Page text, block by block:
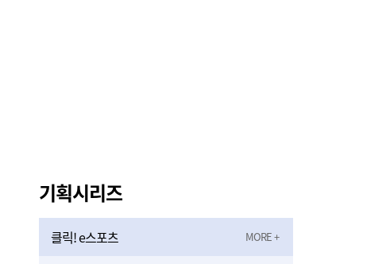
기획시리즈
클릭! e스포츠